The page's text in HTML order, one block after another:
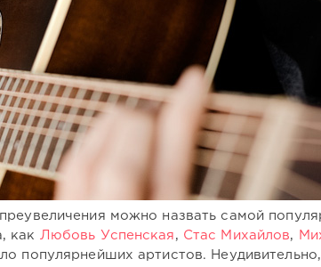
можно назвать самой
как Любовь Успенская , Стас Михайлов,
популярнейших артистов.